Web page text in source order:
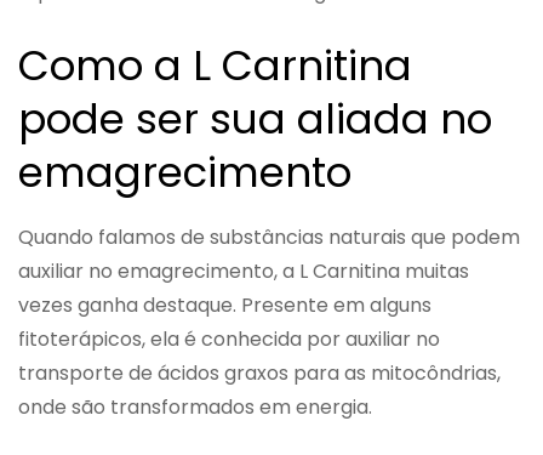
Como a L Carnitina
pode ser sua aliada no
emagrecimento
Quando falamos de substâncias naturais que podem
auxiliar no emagrecimento, a L Carnitina muitas
vezes ganha destaque. Presente em alguns
fitoterápicos, ela é conhecida por auxiliar no
transporte de ácidos graxos para as mitocôndrias,
onde são transformados em energia.